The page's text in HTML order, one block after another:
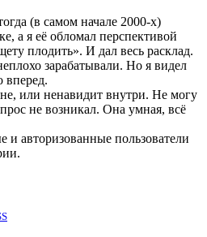
(в самом начале 2000-х)
а я её обломал перспективой
плодить». И дал весь расклад.
зарабатывали. Но я видел
вперед.
или ненавидит внутри. Не могу
не возникал. Она умная, всё
и авторизованные пользователи